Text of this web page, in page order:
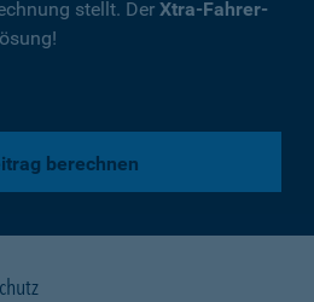
stellt. Der Xtra-Fahrer-
berechnen